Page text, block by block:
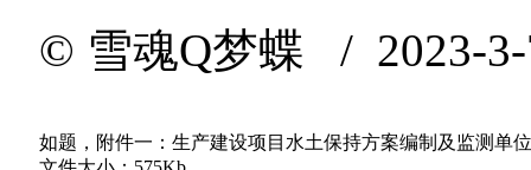
© 雪魂Q梦蝶 / 2023-
如题，附件一：生产建设项目水土保持方案编制及监测单